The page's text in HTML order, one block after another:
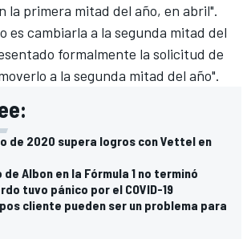
la primera mitad del año, en abril".
es cambiarla a la segunda mitad del
formalmente la solicitud de
a la segunda mitad del año".
de 2020 supera logros con Vettel en
de Albon en la Fórmula 1 no terminó
tuvo pánico por el COVID-19
cliente pueden ser un problema para